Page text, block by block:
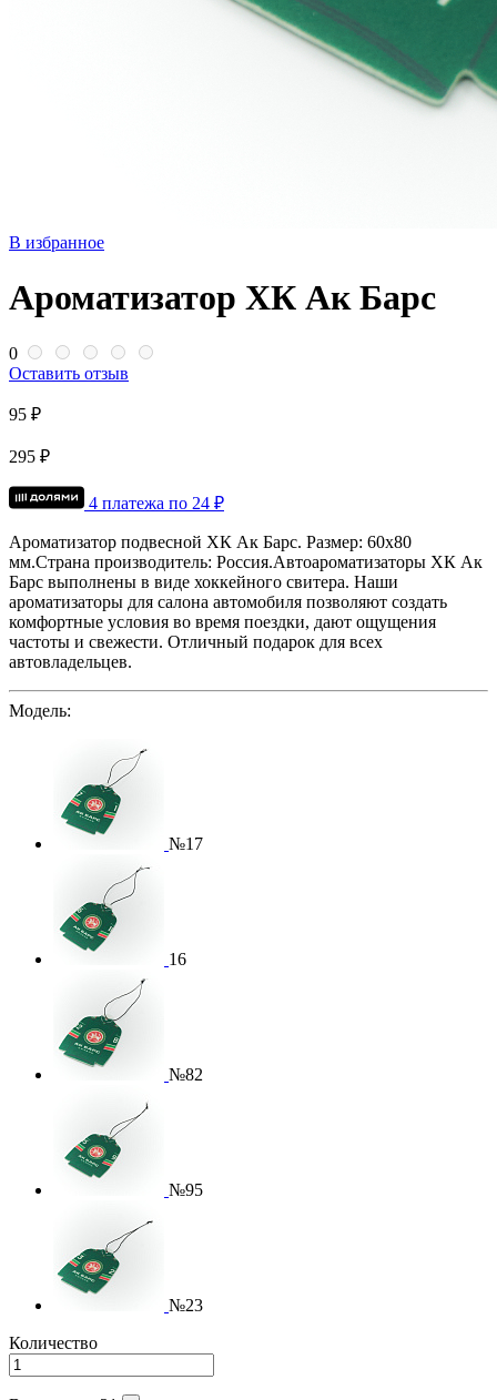
В избранное
Ароматизатор ХК Ак Барс
0
Оставить отзыв
95 ₽
295 ₽
4 платежа по 24 ₽
Ароматизатор подвесной ХК Ак Барс. Размер: 60х80
мм.Страна производитель: Россия.Автоароматизаторы ХК Ак
Барс выполнены в виде хоккейного свитера. Наши
ароматизаторы для салона автомобиля позволяют создать
комфортные условия во время поездки, дают ощущения
частоты и свежести. Отличный подарок для всех
Модель:
№17
16
№82
№95
№23
Количество